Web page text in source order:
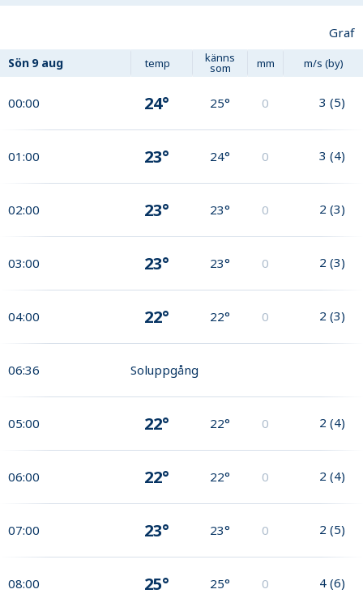
Graf
Sön 9 aug temp känns
som mm m/s (by)
00:00 24° 25° 0 3 (5)
01:00 23° 24° 0 3 (4)
02:00 23° 23° 0 2 (3)
03:00 23° 23° 0 2 (3)
04:00 22° 22° 0 2 (3)
06:36 Soluppgång
05:00 22° 22° 0 2 (4)
06:00 22° 22° 0 2 (4)
07:00 23° 23° 0 2 (5)
08:00 25° 25° 0 4 (6)